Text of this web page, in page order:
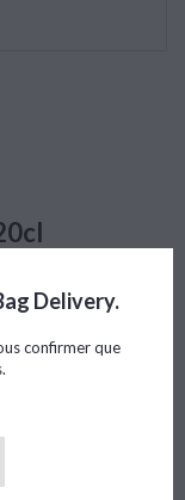
panier
Delivery.
confirmer que